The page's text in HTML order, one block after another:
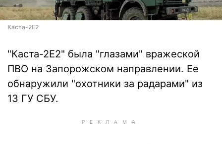
Каста-2Е2
"Каста-2Е2" была "глазами" вражеской
ПВО на Запорожском направлении. Ее
обнаружили "охотники за радарами" из
13 ГУ СБУ.